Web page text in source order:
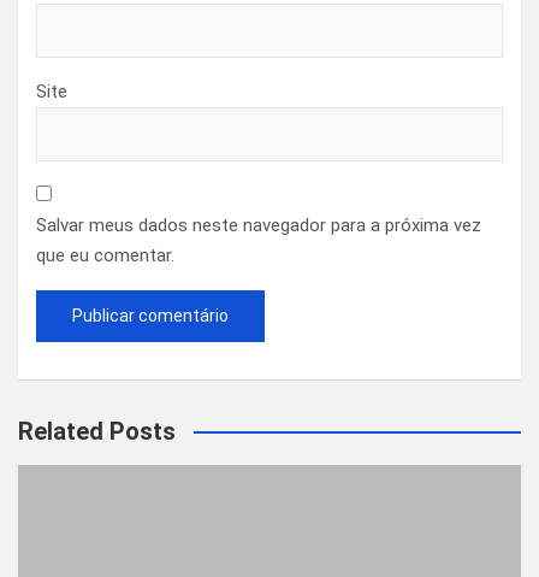
Site
Salvar meus dados neste navegador para a próxima vez
que eu comentar.
Related Posts